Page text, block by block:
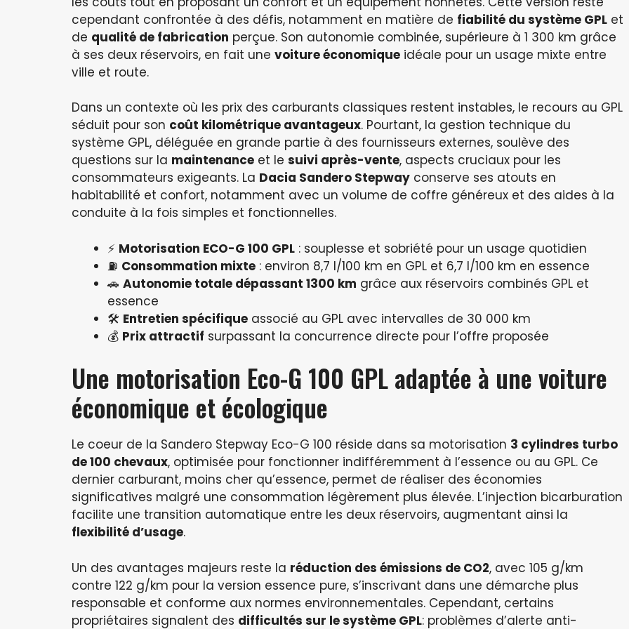
cependant confrontée à des défis, notamment en matière de fiabilité du système GPL et
de qualité de fabrication perçue. Son autonomie combinée, supérieure à 1 300 km grâce
à ses deux réservoirs, en fait une voiture économique idéale pour un usage mixte entre
ville et route.
Dans un contexte où les prix des carburants classiques restent instables, le recours au GPL
séduit pour son coût kilométrique avantageux. Pourtant, la gestion technique du
système GPL, déléguée en grande partie à des fournisseurs externes, soulève des
questions sur la maintenance et le suivi après-vente, aspects cruciaux pour les
consommateurs exigeants. La Dacia Sandero Stepway conserve ses atouts en
habitabilité et confort, notamment avec un volume de coffre généreux et des aides à la
conduite à la fois simples et fonctionnelles.
⚡ Motorisation ECO-G 100 GPL : souplesse et sobriété pour un usage quotidien
⛽ Consommation mixte : environ 8,7 l/100 km en GPL et 6,7 l/100 km en essence
🚗 Autonomie totale dépassant 1300 km grâce aux réservoirs combinés GPL et
essence
🛠️ Entretien spécifique associé au GPL avec intervalles de 30 000 km
💰 Prix attractif surpassant la concurrence directe pour l’offre proposée
Une motorisation Eco-G 100 GPL adaptée à une voiture
économique et écologique
Le coeur de la Sandero Stepway Eco-G 100 réside dans sa motorisation 3 cylindres turbo
de 100 chevaux, optimisée pour fonctionner indifféremment à l’essence ou au GPL. Ce
dernier carburant, moins cher qu’essence, permet de réaliser des économies
significatives malgré une consommation légèrement plus élevée. L’injection bicarburation
facilite une transition automatique entre les deux réservoirs, augmentant ainsi la
flexibilité d’usage.
Un des avantages majeurs reste la réduction des émissions de CO2, avec 105 g/km
contre 122 g/km pour la version essence pure, s’inscrivant dans une démarche plus
responsable et conforme aux normes environnementales. Cependant, certains
propriétaires signalent des difficultés sur le système GPL: problèmes d’alerte anti-